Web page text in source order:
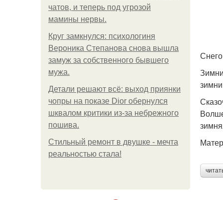
чатов, и теперь под угрозой
мамины нервы.
Круг замкнулся: психологиня
Вероника Степанова снова вышла
замуж за собственного бывшего
мужа.
Детали решают всё: выход приянки
чопры на показе Dior обернулся
шквалом критики из-за небрежного
пошива.
Стильный ремонт в двушке - мечта
реальностью стала!